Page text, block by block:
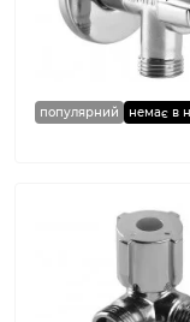
популярний немає в